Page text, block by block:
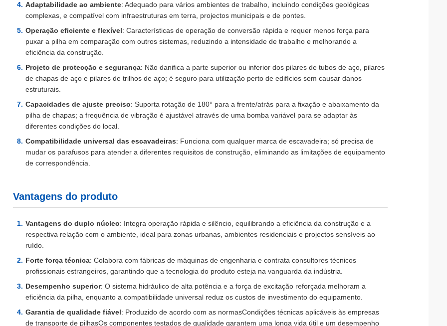
Adaptabilidade ao ambiente: Adequado para vários ambientes de trabalho, incluindo condições geológicas
complexas, e compatível com infraestruturas em terra, projectos municipais e de pontes.
Operação eficiente e flexível: Características de operação de conversão rápida e requer menos força para
puxar a pilha em comparação com outros sistemas, reduzindo a intensidade de trabalho e melhorando a
eficiência da construção.
Projeto de protecção e segurança: Não danifica a parte superior ou inferior dos pilares de tubos de aço, pilares
de chapas de aço e pilares de trilhos de aço; é seguro para utilização perto de edifícios sem causar danos
estruturais.
Capacidades de ajuste preciso: Suporta rotação de 180° para a frente/atrás para a fixação e abaixamento da
pilha de chapas; a frequência de vibração é ajustável através de uma bomba variável para se adaptar às
diferentes condições do local.
Compatibilidade universal das escavadeiras: Funciona com qualquer marca de escavadeira; só precisa de
mudar os parafusos para atender a diferentes requisitos de construção, eliminando as limitações de equipamento
de correspondência.
Vantagens do produto
Vantagens do duplo núcleo: Integra operação rápida e silêncio, equilibrando a eficiência da construção e a
respectiva relação com o ambiente, ideal para zonas urbanas, ambientes residenciais e projectos sensíveis ao
ruído.
Forte força técnica: Colabora com fábricas de máquinas de engenharia e contrata consultores técnicos
profissionais estrangeiros, garantindo que a tecnologia do produto esteja na vanguarda da indústria.
Desempenho superior: O sistema hidráulico de alta potência e a força de excitação reforçada melhoram a
eficiência da pilha, enquanto a compatibilidade universal reduz os custos de investimento do equipamento.
Garantia de qualidade fiável: Produzido de acordo com as normasCondições técnicas aplicáveis às empresas
de transporte de pilhasOs componentes testados de qualidade garantem uma longa vida útil e um desempenho